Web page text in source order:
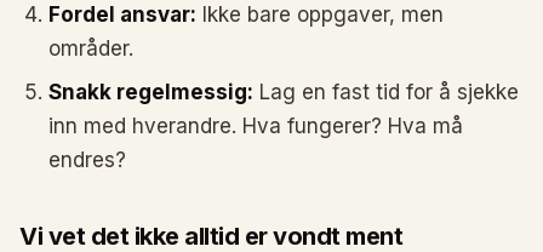
Fordel ansvar: Ikke bare oppgaver, men
områder.
Snakk regelmessig: Lag en fast tid for å sjekke
inn med hverandre. Hva fungerer? Hva må
endres?
Vi vet det ikke alltid er vondt ment